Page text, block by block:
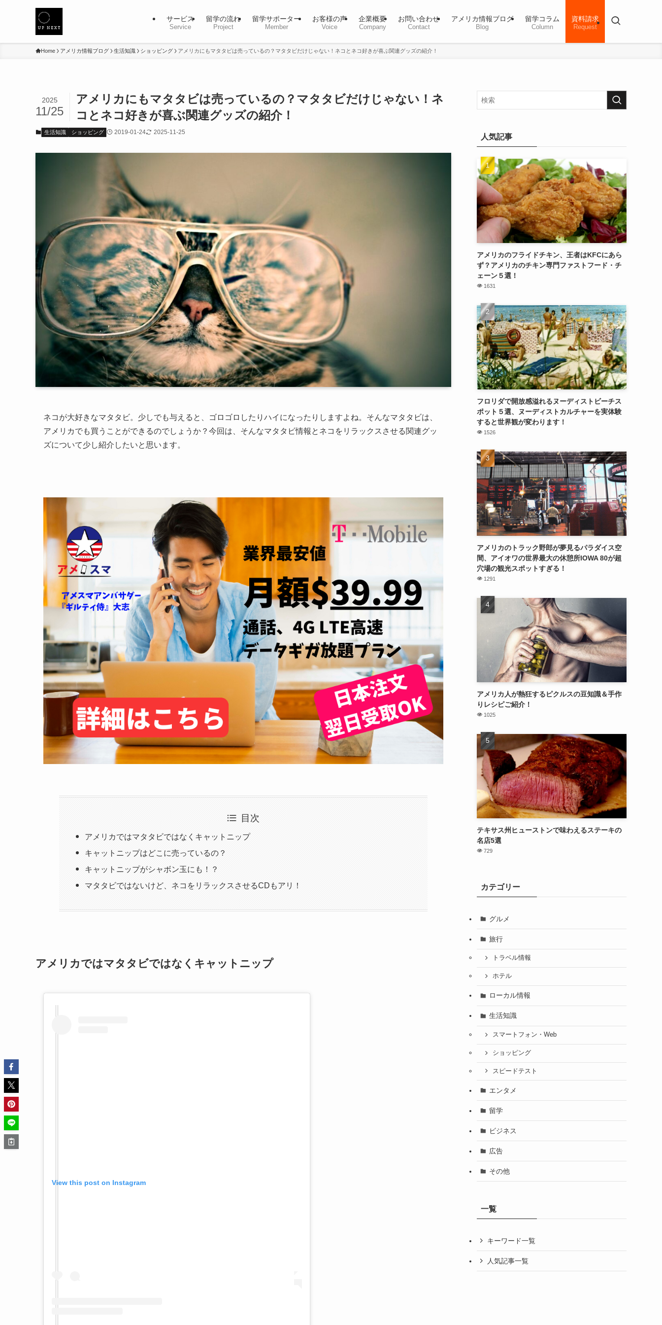
サービス
Service
留学の流れ
Project
留学サポーター
Member
お客様の声
Voice
企業概要
Company
お問い合わせ
Contact
アメリカ情報ブログ
Blog
留学コラム
Column
資料請求
Request
Home アメリカ情報ブログ 生活知識 ショッピング アメリカにもマタタビは売っているの？マタタビだけじゃない！ネコとネコ好きが喜ぶ関連グッズの紹介！
アメリカにもマタタビは売っているの？マタタビだけじゃない！ネ
コとネコ好きが喜ぶ関連グッズの紹介！
2025
11/25
生活知識 ショッピング 2019-01-24 2025-11-25
ネコが大好きなマタタビ。少しでも与えると、ゴロゴロしたりハイになったりしますよね。そんなマタタビは、
アメリカでも買うことができるのでしょうか？今回は、そんなマタタビ情報とネコをリラックスさせる関連グッ
ズについて少し紹介したいと思います。
目次
アメリカではマタタビではなくキャットニップ
キャットニップはどこに売っているの？
キャットニップがシャボン玉にも！？
マタタビではないけど、ネコをリラックスさせるCDもアリ！
アメリカではマタタビではなくキャットニップ
View this post on Instagram
人気記事
アメリカのフライドチキン、王者はKFCにあら
ず？アメリカのチキン専門ファストフード・チ
ェーン５選！
1631
フロリダで開放感溢れるヌーディストビーチス
ポット５選、ヌーディストカルチャーを実体験
すると世界観が変わります！
1526
アメリカのトラック野郎が夢見るパラダイス空
間、アイオワの世界最大の休憩所IOWA 80が超
穴場の観光スポットすぎる！
1291
アメリカ人が熱狂するピクルスの豆知識＆手作
りレシピご紹介！
1025
テキサス州ヒューストンで味わえるステーキの
名店5選
729
カテゴリー
グルメ
旅行
トラベル情報
ホテル
ローカル情報
生活知識
スマートフォン・Web
ショッピング
スピードテスト
エンタメ
留学
ビジネス
広告
その他
一覧
キーワード一覧
人気記事一覧